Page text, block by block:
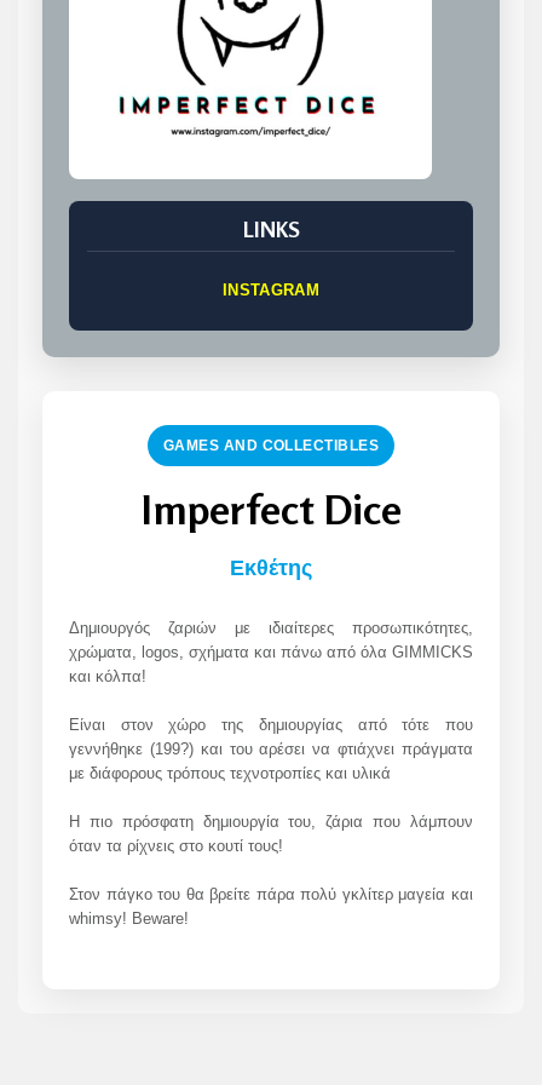
LINKS
INSTAGRAM
GAMES AND COLLECTIBLES
Imperfect Dice
Εκθέτης
Δημιουργός ζαριών με ιδιαίτερες προσωπικότητες,
χρώματα, logos, σχήματα και πάνω από όλα GIMMICKS
και κόλπα!
Είναι στον χώρο της δημιουργίας από τότε που
γεννήθηκε (199?) και του αρέσει να φτιάχνει πράγματα
με διάφορους τρόπους τεχνοτροπίες και υλικά
Η πιο πρόσφατη δημιουργία του, ζάρια που λάμπουν
όταν τα ρίχνεις στo κουτί τους!
Στον πάγκο του θα βρείτε πάρα πολύ γκλίτερ μαγεία και
whimsy! Beware!